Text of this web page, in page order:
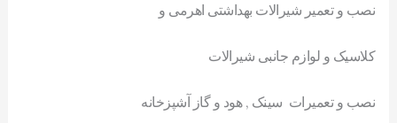
نصب و تعمیر شیرالات بهداشتی اهرمی و
کلاسیک و لوازم جانبی شیرالات
نصب و تعمیرات سینک , هود و گاز آشپزخانه